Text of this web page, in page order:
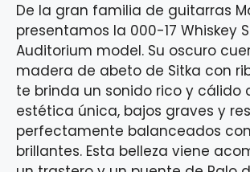
De la gran familia de guitarras
presentamos la 000-17 Whiskey
Auditorium model. Su oscuro
madera de abeto de Sitka con
te brinda un sonido rico y cálido
estética única, bajos graves y
perfectamente balanceados
brillantes. Esta belleza viene